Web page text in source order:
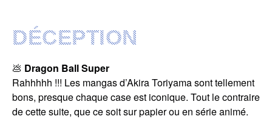
DÉCEPTION
💩 Dragon Ball Super
Rahhhhh !!! Les mangas d’Akira Toriyama sont tellement
bons, presque chaque case est iconique. Tout le contraire
de cette suite, que ce soit sur papier ou en série animé.